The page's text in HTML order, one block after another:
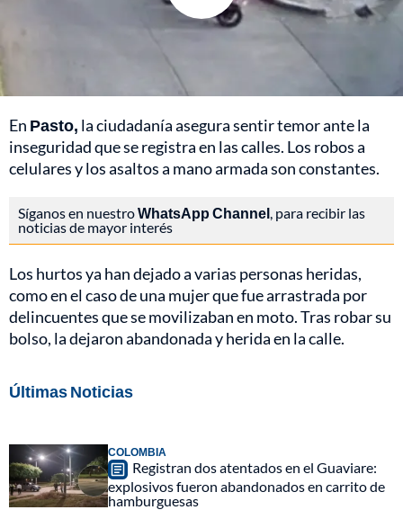
En Pasto, la ciudadanía asegura sentir temor ante la
inseguridad que se registra en las calles. Los robos a
celulares y los asaltos a mano armada son constantes.
Síganos en nuestroWhatsApp Channel , para recibir las
noticias de mayor interés
Los hurtos ya han dejado a varias personas heridas,
como en el caso de una mujer que fue arrastrada por
delincuentes que se movilizaban en moto. Tras robar su
bolso, la dejaron abandonada y herida en la calle.
Últimas Noticias
COLOMBIA
Registran dos atentados en el Guaviare:
explosivos fueron abandonados en carrito de
hamburguesas